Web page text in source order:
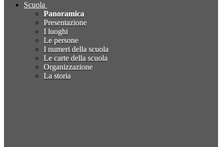
Scuola
Panoramica
Presentazione
I luoghi
Le persone
I numeri della scuola
Le carte della scuola
Organizzazione
La storia